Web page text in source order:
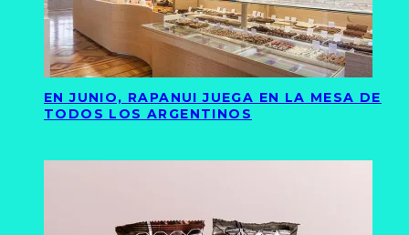
EN JUNIO, RAPANUI JUEGA EN LA MESA DE
TODOS LOS ARGENTINOS